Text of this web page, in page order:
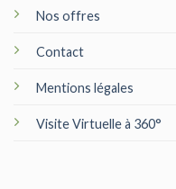
Nos offres
Contact
Mentions légales
Visite Virtuelle à 360°